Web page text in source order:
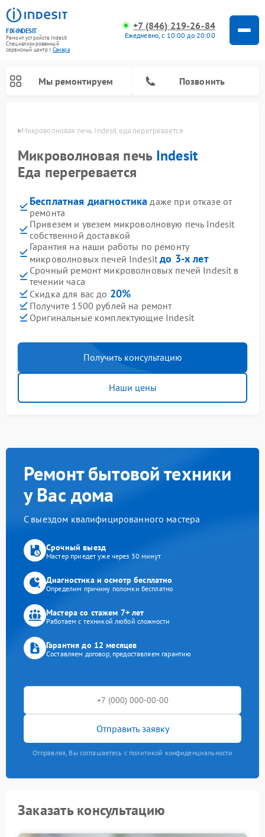
FIX-INDESIT
Ремонт устройств Indesit
Специализированный
cервисный центр г.Самара
+7 (846) 219-26-84
Ежедневно, с 10:00 до 20:00
Мы ремонтируем Позвонить
Микроволновая печь Indesit еда перегревается
Микроволновая печь Indesit
Еда перегревается
Бесплатная диагностика даже при отказе от
ремонта
Привезем и увезем микроволновую печь Indesit
собственной доставкой
Гарантия на наши работы по ремонту
микроволновых печей Indesitдо 3-х лет
Срочный ремонт микроволновых печей Indesit в
течении часа
Скидка для вас до 20%
Получите 1500 рублей на ремонт
Оригинальные комплектующие Indesit
Получить консультацию
Наши цены
Ремонт бытовой техники
у Вас дома
С выездом квалифицированного мастера
Срочный выезд
Мастер приедет уже через 30 минут
Диагностика и осмотр бесплатно
Определим причину поломки бесплатно
Мастера со стажем 7+ лет
Работаем с техникой любой сложности
Гарантия до 12 месяцев
Составляем договор, предоставляем гарантию
Отправить заявку
Отправляя, Вы соглашаетесь с политикой конфиденциальности
Заказать консультацию